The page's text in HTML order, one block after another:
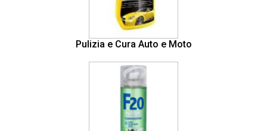
Pulizia e Cura Auto e Moto